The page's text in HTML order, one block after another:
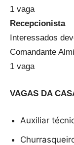
1 vaga
Recepcionista
Interessados
Comandante
1 vaga
VAGAS DA
Auxiliar